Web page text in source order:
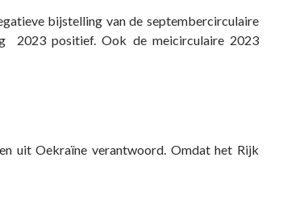
bijstelling van de septembercirculaire
2023 positief. Ook de meicirculaire 2023
uit Oekraïne verantwoord. Omdat het Rijk